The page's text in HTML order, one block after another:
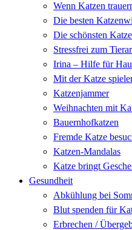
Wenn Katzen
Die besten
Die schönsten
Stressfrei zum
Irina – Hilfe für
Mit der Katze
Katzenjammer
Weihnachten mit
Bauernhofkatzen
Fremde Katze
Katzen-Mandalas
Katze bringt
Gesundheit
Abkühlung bei
Blut spenden für
Erbrechen /